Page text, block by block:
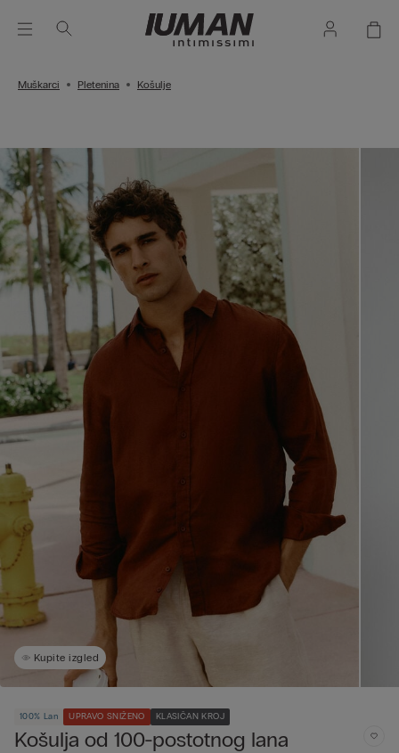
Muškarci Pletenina Košulje
Kupite izgled
100% Lan UPRAVO SNIŽENO KLASIČAN KROJ
Košulja od 100-postotnog lana